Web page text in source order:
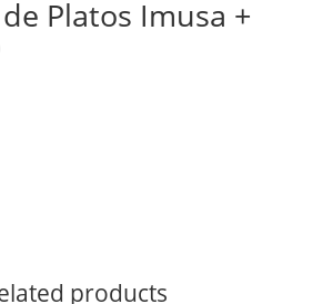
Platos Imusa +
products